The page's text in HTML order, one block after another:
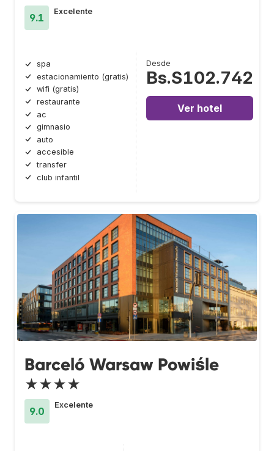
9.1
Excelente
spa
estacionamiento (gratis)
wifi (gratis)
restaurante
ac
gimnasio
auto
accesible
transfer
club infantil
Desde
Bs.S102.742
Ver hotel
Barceló Warsaw Powiśle
★★★★
9.0
Excelente